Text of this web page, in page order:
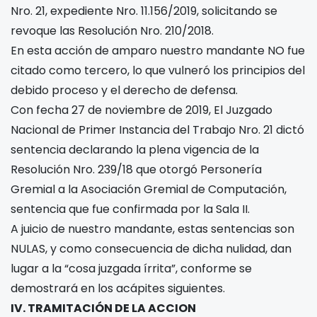
Nro. 21, expediente Nro. 11.156/2019, solicitando se
revoque las Resolución Nro. 210/2018.
En esta acción de amparo nuestro mandante NO fue
citado como tercero, lo que vulneró los principios del
debido proceso y el derecho de defensa.
Con fecha 27 de noviembre de 2019, El Juzgado
Nacional de Primer Instancia del Trabajo Nro. 21 dictó
sentencia declarando la plena vigencia de la
Resolución Nro. 239/18 que otorgó Personería
Gremial a la Asociación Gremial de Computación,
sentencia que fue confirmada por la Sala II.
A juicio de nuestro mandante, estas sentencias son
NULAS, y como consecuencia de dicha nulidad, dan
lugar a la “cosa juzgada írrita”, conforme se
demostrará en los acápites siguientes.
IV. TRAMITACIÓN DE LA ACCION